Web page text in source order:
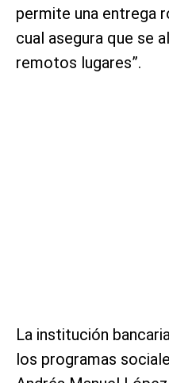
permite una entrega
cual asegura que se
remotos lugares”.
La institución
los programas